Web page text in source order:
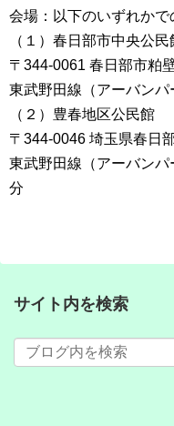
会場：以下のいずれかで
（１）春日部市中央公
〒344-0061 春日部市粕
東武野田線（アーバン
（２）豊春地区公民館
〒344-0046 埼玉県春日
東武野田線（アーバン
分
サイト内を検索